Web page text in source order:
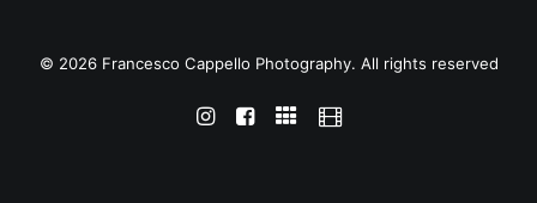
© 2026 Francesco Cappello Photography. All rights reserved